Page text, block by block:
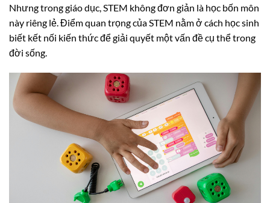
Nhưng trong giáo dục, STEM không đơn giản là học bốn môn
này riêng lẻ. Điểm quan trọng của STEM nằm ở cách học sinh
biết kết nối kiến thức để giải quyết một vấn đề cụ thể trong
đời sống.